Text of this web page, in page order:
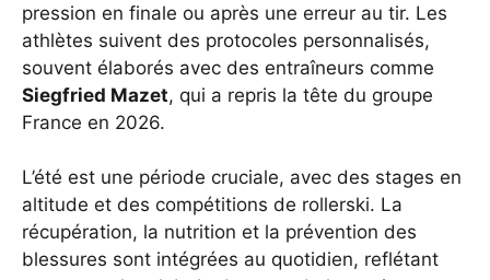
pression en finale ou après une erreur au tir. Les
athlètes suivent des protocoles personnalisés,
souvent élaborés avec des entraîneurs comme
Siegfried Mazet, qui a repris la tête du groupe
France en 2026.
L’été est une période cruciale, avec des stages en
altitude et des compétitions de rollerski. La
récupération, la nutrition et la prévention des
blessures sont intégrées au quotidien, reflétant